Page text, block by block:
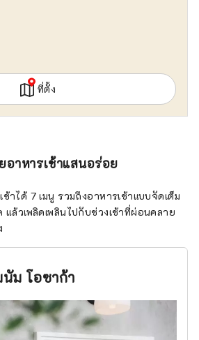
ที่ตั้ง
อาหารเช้าแสนอร่อย
าได้ 7 เมนู รวมถึงอาหารเช้าแบบจัดเต็ม
แล้วเพลิดเพลินไปกับช่วงเช้าที่ผ่อนคลาย
นัม โอซาก้า